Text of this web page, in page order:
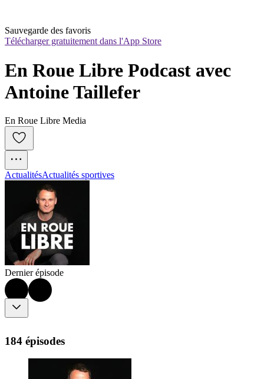
Sauvegarde des favoris
Télécharger gratuitement dans l'App Store
En Roue Libre Podcast avec
Antoine Taillefer
En Roue Libre Media
ActualitésActualités sportives
Dernier épisode
184 épisodes